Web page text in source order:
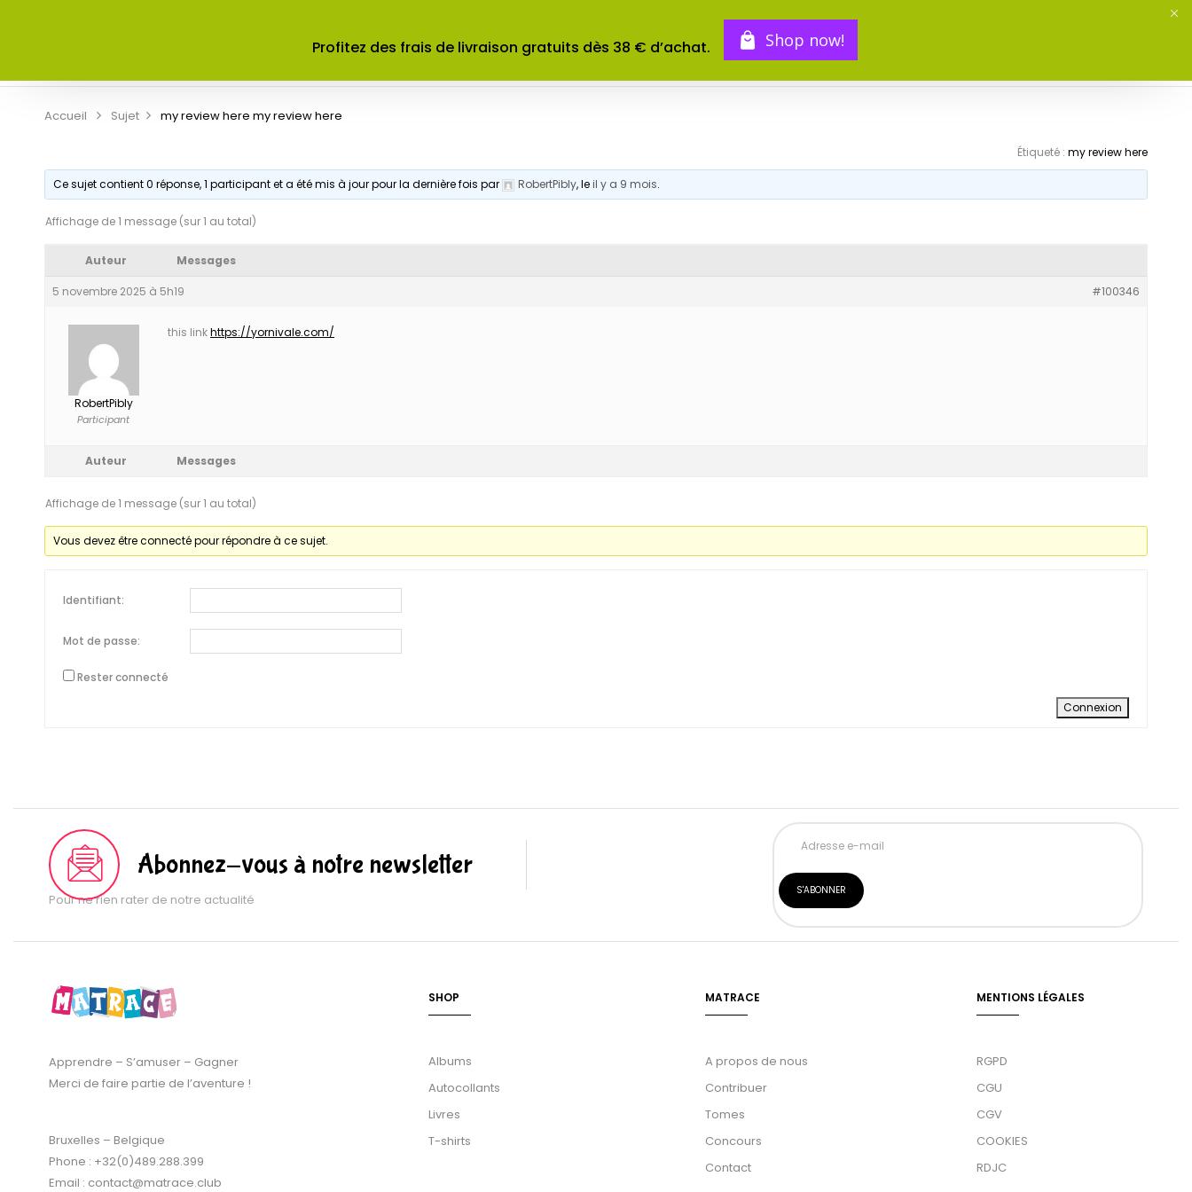
Profitez des frais de livraison gratuits dès 38 € d’achat. Shop now!
CONTACT
Accueil Sujet my review here my review here
Étiqueté : my review here
Ce sujet contient 0 réponse, 1 participant et a été mis à jour pour la dernière fois par RobertPibly, leil y a 9 mois.
Affichage de 1 message (sur 1 au total)
Auteur Messages
5 novembre 2025 à 5h19 #100346
RobertPibly
Participant
this linkhttps://yornivale.com/
Auteur Messages
Affichage de 1 message (sur 1 au total)
Vous devez être connecté pour répondre à ce sujet.
Identifiant:
Mot de passe:
Rester connecté
Connexion
Abonnez-vous à notre newsletter
Pour ne rien rater de notre actualité
Apprendre – S’amuser – Gagner
Merci de faire partie de l’aventure !
Bruxelles – Belgique
Phone : +32(0)489.288.399
Email : contact@matrace.club
SHOP
Albums
Autocollants
Livres
T-shirts
MATRACE
A propos de nous
Contribuer
Tomes
Concours
Contact
MENTIONS LÉGALES
RGPD
CGU
CGV
COOKIES
RDJC